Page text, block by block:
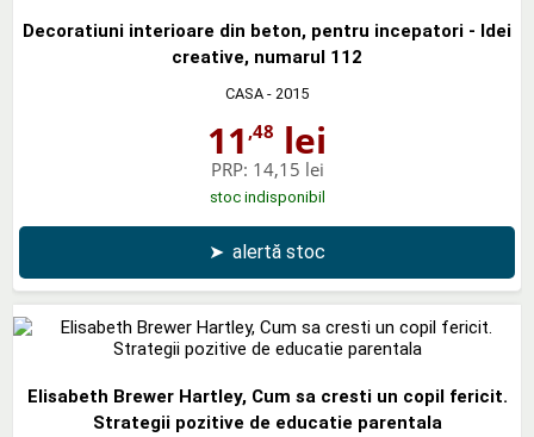
Decoratiuni interioare din beton, pentru incepatori - Idei
creative, numarul 112
CASA - 2015
11 ,48 lei
PRP: 14,15 lei
stoc indisponibil
➤ alertă stoc
Elisabeth Brewer Hartley, Cum sa cresti un copil fericit.
Strategii pozitive de educatie parentala